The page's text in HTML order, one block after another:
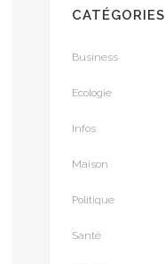
CATÉGORIES
Business
Ecologie
Infos
Maison
Politique
Santé